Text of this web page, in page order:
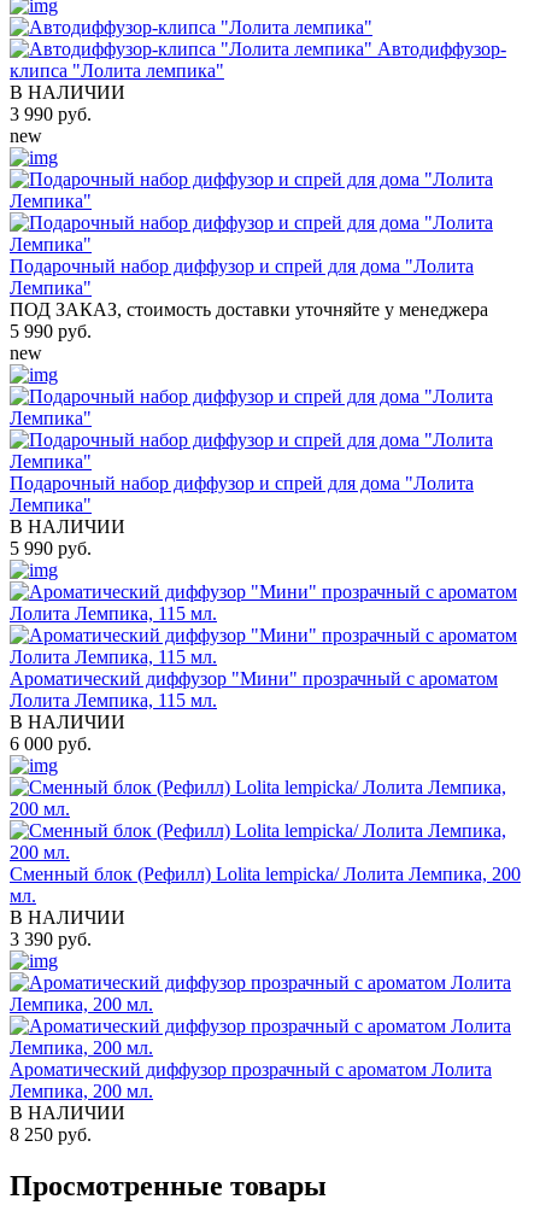
Автодиффузор-
клипса "Лолита лемпика"
В НАЛИЧИИ
3 990 руб.
new
Подарочный набор диффузор и спрей для дома "Лолита
Лемпика"
ПОД ЗАКАЗ, стоимость доставки уточняйте у менеджера
5 990 руб.
new
Подарочный набор диффузор и спрей для дома "Лолита
Лемпика"
В НАЛИЧИИ
5 990 руб.
Ароматический диффузор "Мини" прозрачный с ароматом
Лолита Лемпика, 115 мл.
В НАЛИЧИИ
6 000 руб.
Сменный блок (Рефилл) Lolita lempicka/ Лолита Лемпика, 200
мл.
В НАЛИЧИИ
3 390 руб.
Ароматический диффузор прозрачный с ароматом Лолита
Лемпика, 200 мл.
В НАЛИЧИИ
8 250 руб.
Просмотренные товары